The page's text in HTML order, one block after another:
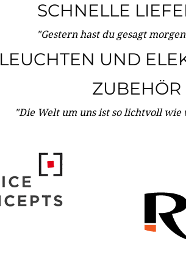
SCHNELLE
"Gestern hast du gesagt
LEUCHTEN UND
ZUBEHÖR
"Die Welt um uns ist so lichtvoll wie